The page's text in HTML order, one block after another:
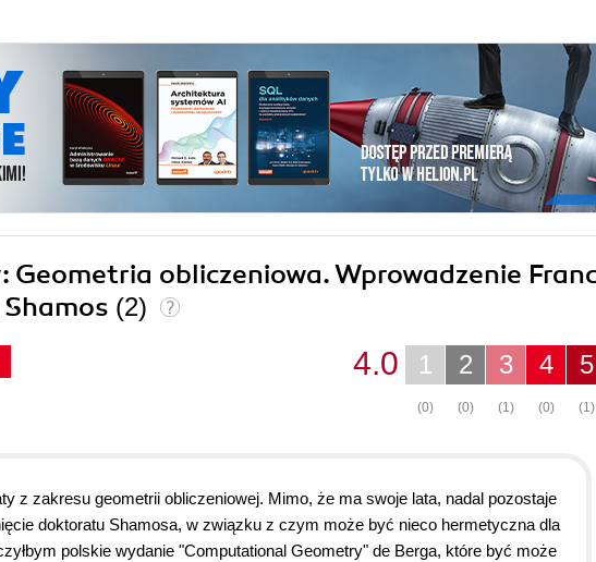
Geometria obliczeniowa. Wprowadzenie
(2)
5
(1)
4
(0)
3
(1)
2
(0)
1
(0)
4.0
z zakresu geometrii obliczeniowej. Mimo, że ma swoje lata, nadal pozostaje
doktoratu Shamosa, w związku z czym może być nieco hermetyczna dla
polskie wydanie "Computational Geometry" de Berga, które być może